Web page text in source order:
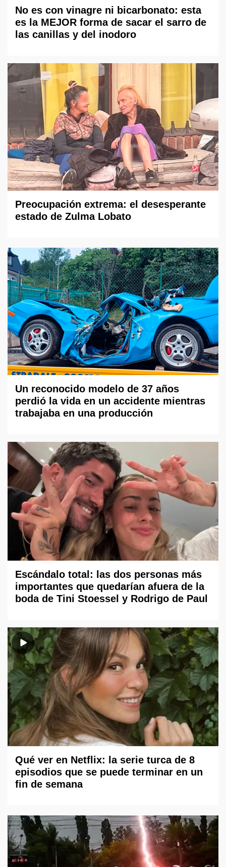
No es con vinagre ni bicarbonato: esta
es la MEJOR forma de sacar el sarro de
las canillas y del inodoro
Preocupación extrema: el desesperante
estado de Zulma Lobato
Un reconocido modelo de 37 años
perdió la vida en un accidente mientras
trabajaba en una producción
Escándalo total: las dos personas más
importantes que quedarían afuera de la
boda de Tini Stoessel y Rodrigo de Paul
Qué ver en Netflix: la serie turca de 8
episodios que se puede terminar en un
fin de semana